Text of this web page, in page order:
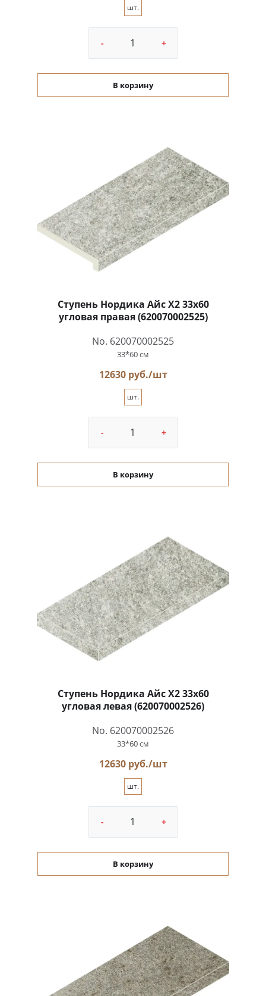
шт.
- +
В корзину
Ступень Нордика Айс Х2 33x60
угловая правая (620070002525)
No. 620070002525
33*60 см
12630 руб./шт
шт.
- +
В корзину
Ступень Нордика Айс Х2 33x60
угловая левая (620070002526)
No. 620070002526
33*60 см
12630 руб./шт
шт.
- +
В корзину